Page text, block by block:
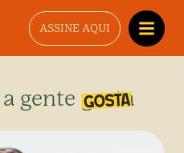
ASSINE AQUI
gente gosta